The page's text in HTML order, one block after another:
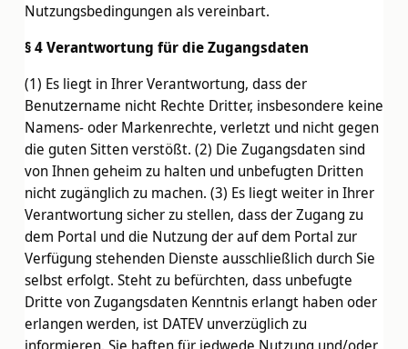
Nutzungsbedingungen als vereinbart.
§ 4 Verantwortung für die Zugangsdaten
(1) Es liegt in Ihrer Verantwortung, dass der
Benutzername nicht Rechte Dritter, insbesondere keine
Namens- oder Markenrechte, verletzt und nicht gegen
die guten Sitten verstößt. (2) Die Zugangsdaten sind
von Ihnen geheim zu halten und unbefugten Dritten
nicht zugänglich zu machen. (3) Es liegt weiter in Ihrer
Verantwortung sicher zu stellen, dass der Zugang zu
dem Portal und die Nutzung der auf dem Portal zur
Verfügung stehenden Dienste ausschließlich durch Sie
selbst erfolgt. Steht zu befürchten, dass unbefugte
Dritte von Zugangsdaten Kenntnis erlangt haben oder
erlangen werden, ist DATEV unverzüglich zu